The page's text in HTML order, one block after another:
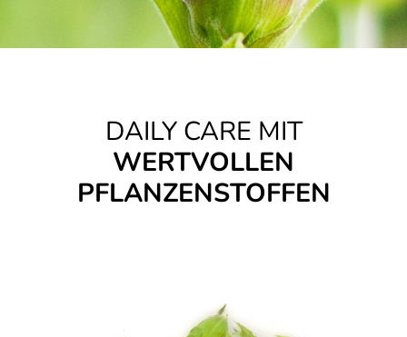
DAILY CARE MIT
WERTVOLLEN
PFLANZENSTOFFEN